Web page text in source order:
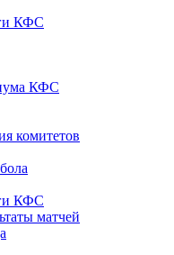
КФС
КФС
комитетов
КФС
матчей